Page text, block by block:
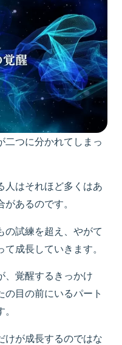
二つに分かれてしまっ
人はそれほど多くはあ
あるのです。
の試練を超え、やがて
成長していきます。
、覚醒するきっかけ
目の前にいるパート
けが成長するのではな